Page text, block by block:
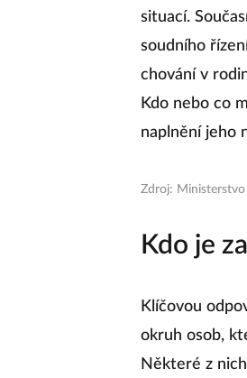
situací.
soudního
chování v
Kdo nebo co
naplnění jeho
Zdroj:
Kdo je
Klíčovou
okruh osob,
Některé z